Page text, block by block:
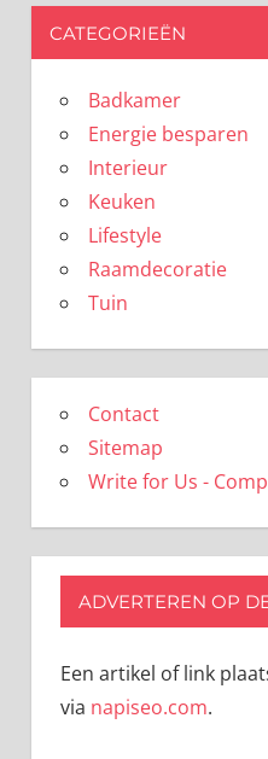
CATEGORIEËN
Badkamer
Energie besparen
Interieur
Keuken
Lifestyle
Raamdecoratie
Tuin
Contact
Sitemap
Write for Us -
ADVERTEREN OP
Een artikel of link
via napiseo.com.